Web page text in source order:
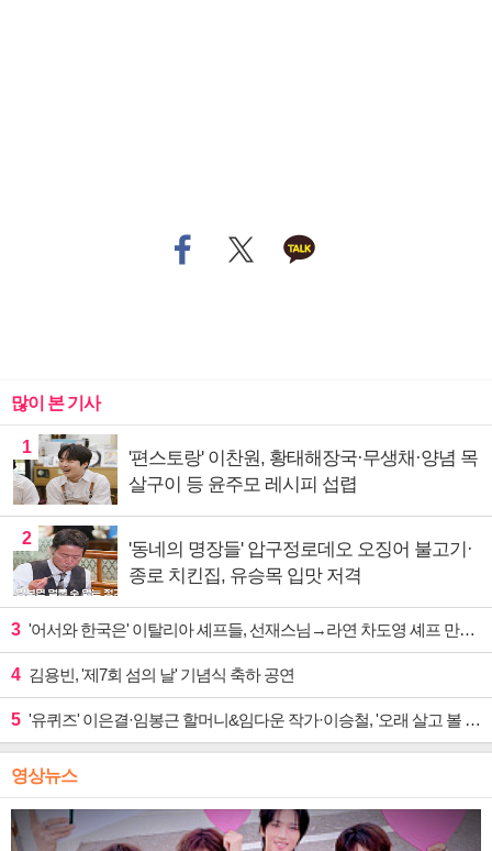
많이 본 기사
1
'편스토랑' 이찬원, 황태해장국·무생채·양념 목
살구이 등 윤주모 레시피 섭렵
2
'동네의 명장들' 압구정로데오 오징어 불고기·
종로 치킨집, 유승목 입맛 저격
3 '어서와 한국은' 이탈리아 셰프들, 선재스님→라연 차도영 셰프 만난다
4 김용빈, '제7회 섬의 날' 기념식 축하 공연
5 '유퀴즈' 이은결·임봉근 할머니&임다운 작가·이승철, '오래 살고 볼 일' 특집 출격
영상뉴스